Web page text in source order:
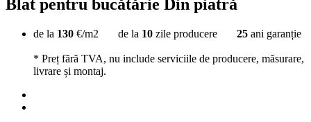
Blat pentru bucătărie Din piatră
de la 130 €/m2 de la 10 zile producere 25 ani garanție
* Preț fără TVA, nu include serviciile de producere, măsurare,
livrare și montaj.